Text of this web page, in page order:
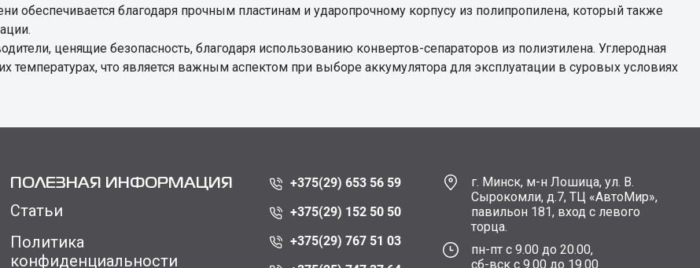
обеспечивается благодаря прочным пластинам и ударопрочному корпусу из полипропилена, который также
ценящие безопасность, благодаря использованию конвертов-сепараторов из полиэтилена. Углеродная
температурах, что является важным аспектом при выборе аккумулятора для эксплуатации в суровых условиях
ПОЛЕЗНАЯ ИНФОРМАЦИЯ
Статьи
Политика
конфиденциальности
+375(29) 653 56 59
+375(29) 152 50 50
+375(29) 767 51 03
г. Минск, м-н Лошица, ул. В.
Сырокомли, д.7, ТЦ «АвтоМир»,
павильон 181, вход с левого
торца.
пн-пт с 9.00 до 20.00,
сб-вск с 9.00 до 19.00